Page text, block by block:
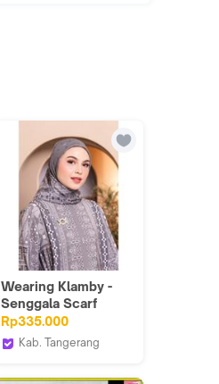
Wearing Klamby -
Senggala Scarf
Rp335.000
Kab. Tangerang